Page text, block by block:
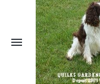
menu